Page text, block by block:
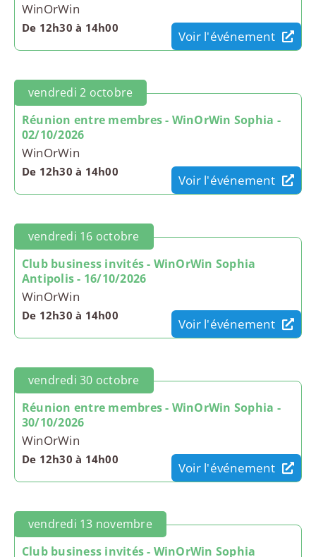
WinOrWin
De 12h30 à 14h00
Voir l'événement
vendredi 2 octobre
Réunion entre membres - WinOrWin Sophia -
02/10/2026
WinOrWin
De 12h30 à 14h00
Voir l'événement
vendredi 16 octobre
Club business invités - WinOrWin Sophia
Antipolis - 16/10/2026
WinOrWin
De 12h30 à 14h00
Voir l'événement
vendredi 30 octobre
Réunion entre membres - WinOrWin Sophia -
30/10/2026
WinOrWin
De 12h30 à 14h00
Voir l'événement
vendredi 13 novembre
Club business invités - WinOrWin Sophia